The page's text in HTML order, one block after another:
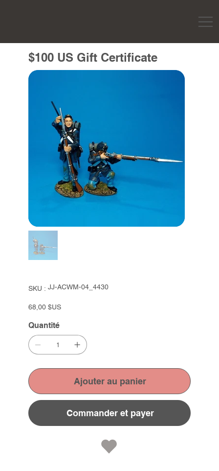
$100 US Gift Certificate
SKU :
SKU
JJ-
JJ-ACWM-04_4430
Prix
68,00 $US
Quantité
Ajouter au panier
Commander et payer